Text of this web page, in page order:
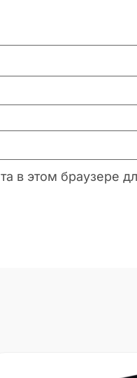
в этом браузере